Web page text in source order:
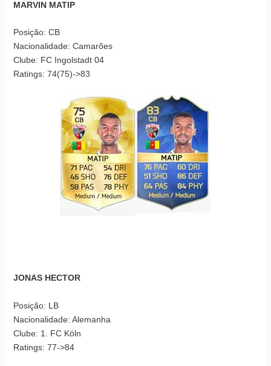
MARVIN MATIP
Posição: CB
Nacionalidade: Camarões
Clube: FC Ingolstadt 04
Ratings: 74(75)->83
JONAS HECTOR
Posição: LB
Nacionalidade: Alemanha
Clube: 1. FC Köln
Ratings: 77->84